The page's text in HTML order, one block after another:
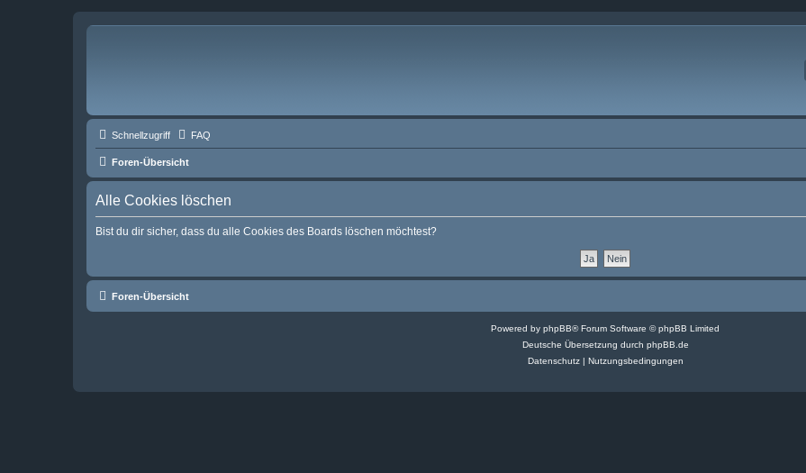
Schnellzugriff FAQ
Foren-Übersicht
Alle Cookies löschen
Bist du dir sicher, dass du alle Cookies des Boards löschen möchtest?
Foren-Übersicht
Powered by phpBB® Forum Software © phpBB Limited
Deutsche Übersetzung durch phpBB.de
Datenschutz| Nutzungsbedingungen